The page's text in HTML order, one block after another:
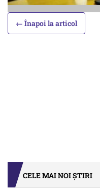
← Înapoi la articol
CELE MAI NOI ȘTIRI